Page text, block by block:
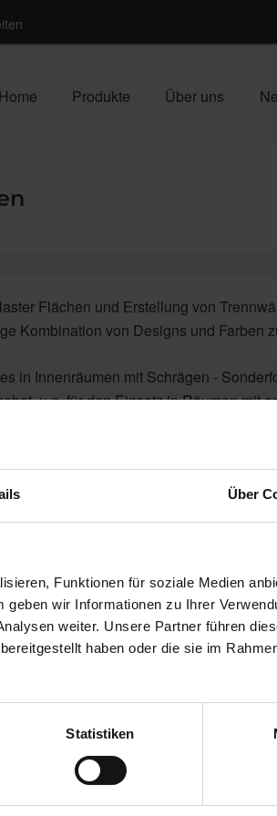
Über
Funktionen für soziale Medien
wir Informationen zu Ihrer
weiter. Unsere Partner führen
haben oder die sie im
Statistiken
Home Produkte Über uns
Flächen und Erstellung von
Kombination von Designs und Farben
in Innenräumen mit Schrägen -
u.a. für den Einsatz in Räumen mit
Stab, Elektroantrieb
Fenster, Türen,